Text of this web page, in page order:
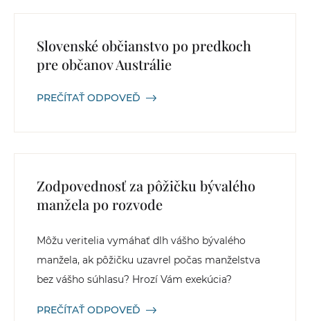
Slovenské občianstvo po predkoch
pre občanov Austrálie
PREČÍTAŤ ODPOVEĎ
Zodpovednosť za pôžičku bývalého
manžela po rozvode
Môžu veritelia vymáhať dlh vášho bývalého
manžela, ak pôžičku uzavrel počas manželstva
bez vášho súhlasu? Hrozí Vám exekúcia?
PREČÍTAŤ ODPOVEĎ